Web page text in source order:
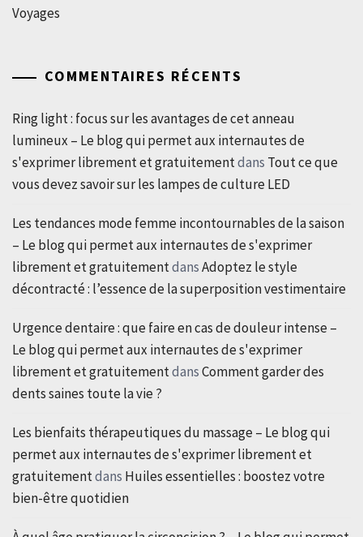
Voyages
COMMENTAIRES RÉCENTS
Ring light : focus sur les avantages de cet anneau
lumineux – Le blog qui permet aux internautes de
s'exprimer librement et gratuitementdans Tout ce que
vous devez savoir sur les lampes de culture LED
Les tendances mode femme incontournables de la saison
– Le blog qui permet aux internautes de s'exprimer
librement et gratuitementdansAdoptez le style
décontracté : l’essence de la superposition vestimentaire
Urgence dentaire : que faire en cas de douleur intense –
Le blog qui permet aux internautes de s'exprimer
librement et gratuitementdansComment garder des
dents saines toute la vie ?
Les bienfaits thérapeutiques du massage – Le blog qui
permet aux internautes de s'exprimer librement et
gratuitementdans Huiles essentielles : boostez votre
bien-être quotidien